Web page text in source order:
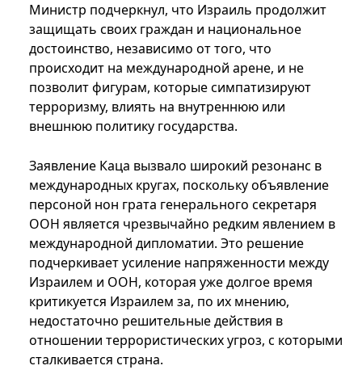
Министр подчеркнул, что Израиль продолжит
защищать своих граждан и национальное
достоинство, независимо от того, что
происходит на международной арене, и не
позволит фигурам, которые симпатизируют
терроризму, влиять на внутреннюю или
внешнюю политику государства.
Заявление Каца вызвало широкий резонанс в
международных кругах, поскольку объявление
персоной нон грата генерального секретаря
ООН является чрезвычайно редким явлением в
международной дипломатии. Это решение
подчеркивает усиление напряженности между
Израилем и ООН, которая уже долгое время
критикуется Израилем за, по их мнению,
недостаточно решительные действия в
отношении террористических угроз, с которыми
сталкивается страна.